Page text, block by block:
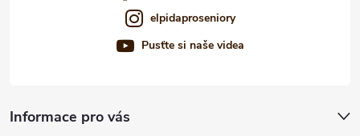
elpidaproseniory
Pusťte si naše videa
Informace pro vás